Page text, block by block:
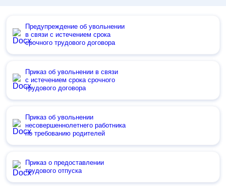
Предупреждение об увольнении
в связи с истечением срока
срочного трудового договора
Приказ об увольнении в связи
с истечением срока срочного
трудового договора
Приказ об увольнении
несовершеннолетнего работника
по требованию родителей
Приказ о предоставлении
трудового отпуска